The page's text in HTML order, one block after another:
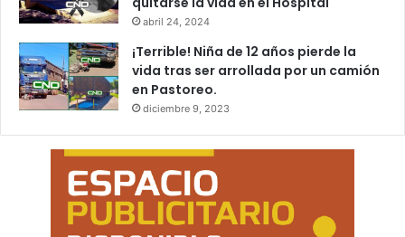
abril 24, 2024
¡Terrible! Niña de 12 años pierde la
vida tras ser arrollada por un camión
en Pastoreo.
diciembre 9, 2023